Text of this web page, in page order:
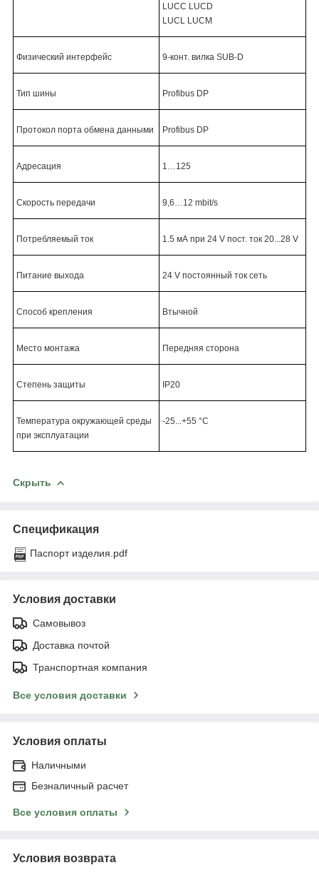
LUCC LUCD
LUCL
LUCM
Физический интерфейс 9-конт. вилка SUB-D
Тип шины Profibus DP
Протокол порта обмена данными Profibus DP
Адресация 1…125
Скорость передачи 9,6… 12 mbit/s
Потребляемый ток 1.5 мА при 24 V пост. ток 20...28 V
Питание выхода 24 V постоянный ток сеть
Способ крепления Втычной
Место монтажа Передняя сторона
Степень защиты IP20
Температура окружающей среды
при эксплуатации
-25...+55 °C
Скрыть
Спецификация
Паспорт изделия.pdf
Условия доставки
Самовывоз
Доставка почтой
Транспортная компания
Все условия доставки
Условия оплаты
Наличными
Безналичный расчет
Все условия оплаты
Условия возврата